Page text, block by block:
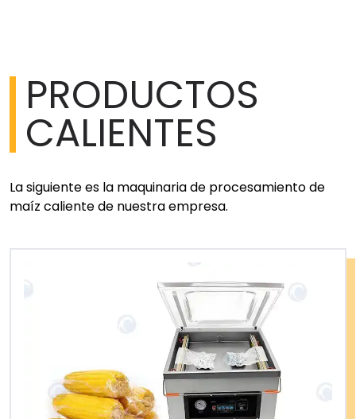
PRODUCTOS
CALIENTES
La siguiente es la maquinaria de procesamiento de
maíz caliente de nuestra empresa.